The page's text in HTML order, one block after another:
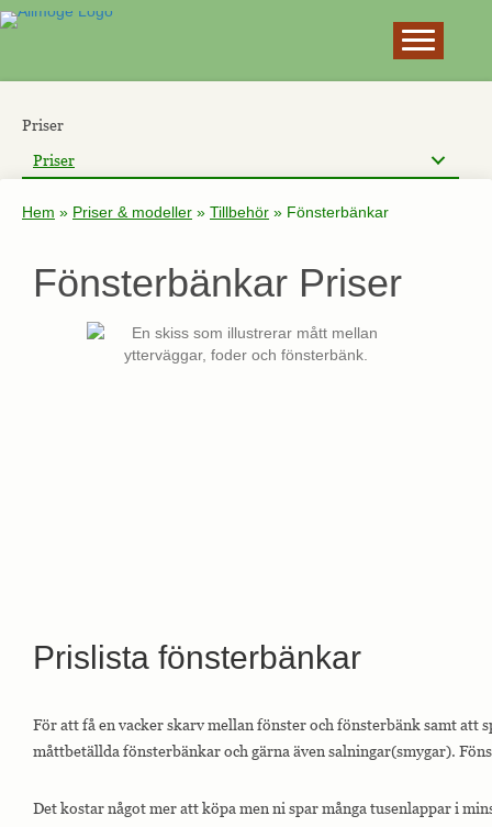
Priser
Priser
Hem » Priser & modeller » Tillbehör » Fönsterbänkar
Fönsterbänkar Priser
Prislista fönsterbänkar
För att få en vacker skarv mellan fönster och fönsterbänk samt att
måttbetällda fönsterbänkar och gärna även salningar(smygar).
Det kostar något mer att köpa men ni spar många tusenlappar i